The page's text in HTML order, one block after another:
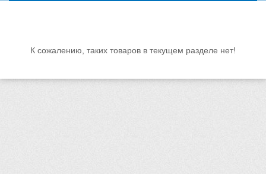
К сожалению, таких товаров в текущем разделе нет!